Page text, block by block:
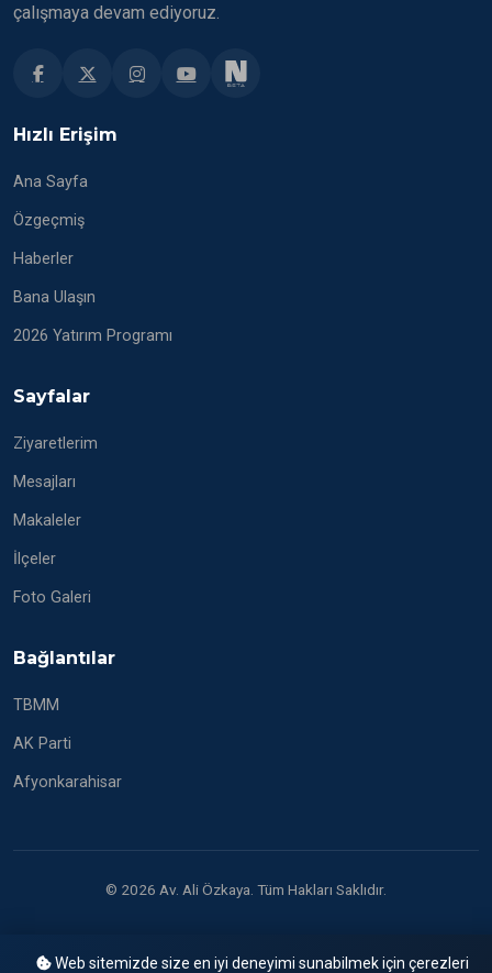
çalışmaya devam ediyoruz.
Hızlı Erişim
Ana Sayfa
Özgeçmiş
Haberler
Bana Ulaşın
2026 Yatırım Programı
Sayfalar
Ziyaretlerim
Mesajları
Makaleler
İlçeler
Foto Galeri
Bağlantılar
TBMM
AK Parti
Afyonkarahisar
© 2026 Av. Ali Özkaya. Tüm Hakları Saklıdır.
Web sitemizde size en iyi deneyimi sunabilmek için çerezleri